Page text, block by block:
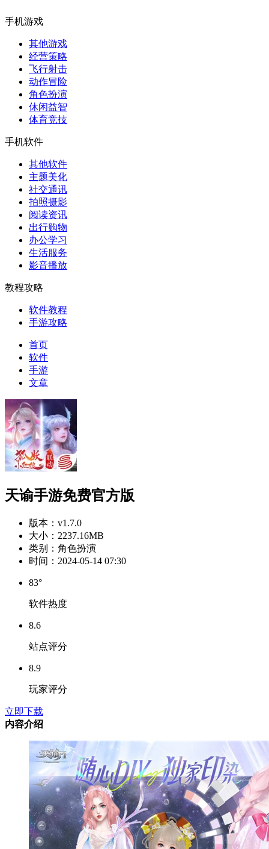
手机游戏
其他游戏
经营策略
飞行射击
动作冒险
角色扮演
休闲益智
体育竞技
手机软件
其他软件
主题美化
社交通讯
拍照摄影
阅读资讯
出行购物
办公学习
生活服务
影音播放
教程攻略
软件教程
手游攻略
首页
软件
手游
文章
天谕手游免费官方版
版本： v1.7.0
大小： 2237.16MB
类别： 角色扮演
时间： 2024-05-14 07:30
83°
软件热度
8.6
站点评分
8.9
玩家评分
立即下载
内容介绍